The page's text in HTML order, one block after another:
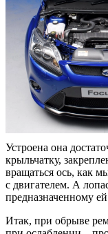
Устроена она
крыльчатку,
вращаться ось, как
с двигателем. А
предназначенному
Итак, при обрыве